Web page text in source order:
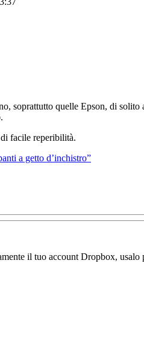
soprattutto quelle Epson, di
facile reperibilità.
a getto d’inchistro”
il tuo account Dropbox,